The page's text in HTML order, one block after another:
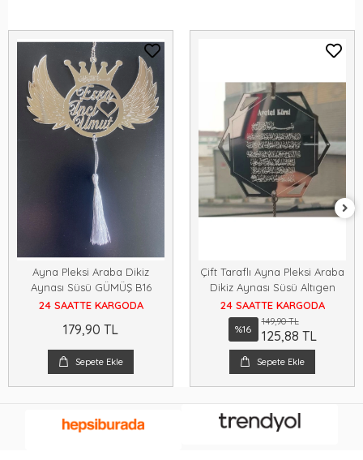
Ayna Pleksi Araba Dikiz
Aynası Süsü GÜMÜŞ B16
24 SAATTE KARGODA
179,90 TL
Sepete Ekle
Çift Taraflı Ayna Pleksi Araba
Dikiz Aynası Süsü Altıgen
24 SAATTE KARGODA
%16
149,90 TL
125,88 TL
Sepete Ekle